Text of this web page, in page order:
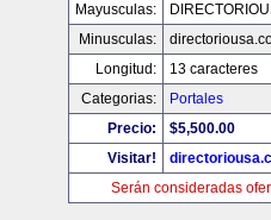
Mayusculas:
Minusculas:
Longitud:
13 caracteres
Categorias:
Portales
Precio:
$5,500.00
Visitar!
Serán consideradas